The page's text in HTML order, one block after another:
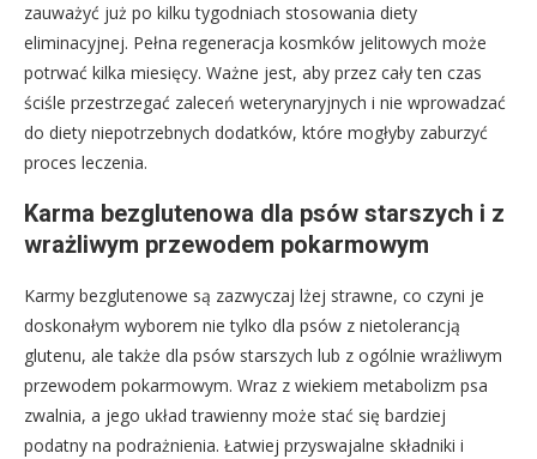
zauważyć już po kilku tygodniach stosowania diety
eliminacyjnej. Pełna regeneracja kosmków jelitowych może
potrwać kilka miesięcy. Ważne jest, aby przez cały ten czas
ściśle przestrzegać zaleceń weterynaryjnych i nie wprowadzać
do diety niepotrzebnych dodatków, które mogłyby zaburzyć
proces leczenia.
Karma bezglutenowa dla psów starszych i z
wrażliwym przewodem pokarmowym
Karmy bezglutenowe są zazwyczaj lżej strawne, co czyni je
doskonałym wyborem nie tylko dla psów z nietolerancją
glutenu, ale także dla psów starszych lub z ogólnie wrażliwym
przewodem pokarmowym. Wraz z wiekiem metabolizm psa
zwalnia, a jego układ trawienny może stać się bardziej
podatny na podrażnienia. Łatwiej przyswajalne składniki i